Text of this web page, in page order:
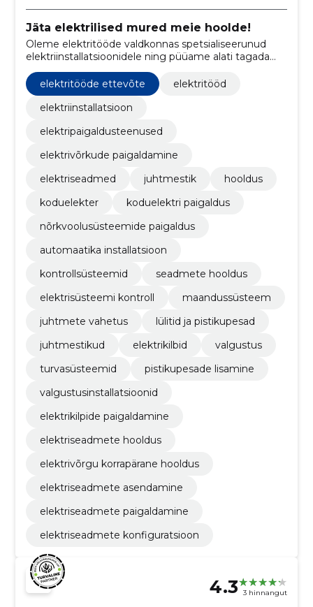
Jäta elektrilised mured meie hoolde!
Oleme elektritööde valdkonnas spetsialiseerunud
elektriinstallatsioonidele ning püüame alati tagada
kõrgekvaliteedilise teenuse oma klientidele.
elektritööde ettevõte
elektritööd
elektriinstallatsioon
elektripaigaldusteenused
elektrivõrkude paigaldamine
elektriseadmed
juhtmestik
hooldus
koduelekter
koduelektri paigaldus
nõrkvoolusüsteemide paigaldus
automaatika installatsioon
kontrollsüsteemid
seadmete hooldus
elektrisüsteemi kontroll
maandussüsteem
juhtmete vahetus
lülitid ja pistikupesad
juhtmestikud
elektrikilbid
valgustus
turvasüsteemid
pistikupesade lisamine
valgustusinstallatsioonid
elektrikilpide paigaldamine
elektriseadmete hooldus
elektrivõrgu korrapärane hooldus
elektriseadmete asendamine
elektriseadmete paigaldamine
elektriseadmete konfiguratsioon
4.3 3 hinnangut